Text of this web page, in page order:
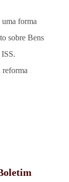
forma
sobre Bens
reforma